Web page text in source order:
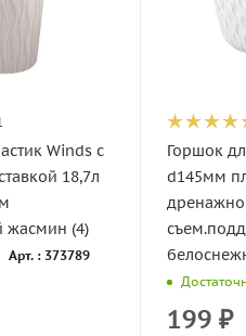
Winds с
18,7л
жасмин (4)
Арт. : 373789
Горшок
d145мм
199 ₽